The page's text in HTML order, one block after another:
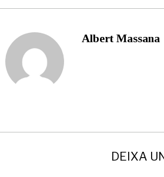
Albert Massana
DEIXA